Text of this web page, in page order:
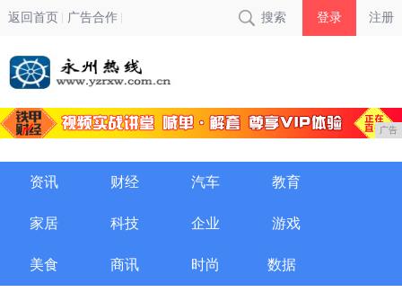
返回首页 广告合作 搜索 登录 注册
广告
资讯 财经 汽车 教育
家居 科技 企业 游戏
美食 商讯 时尚 数据